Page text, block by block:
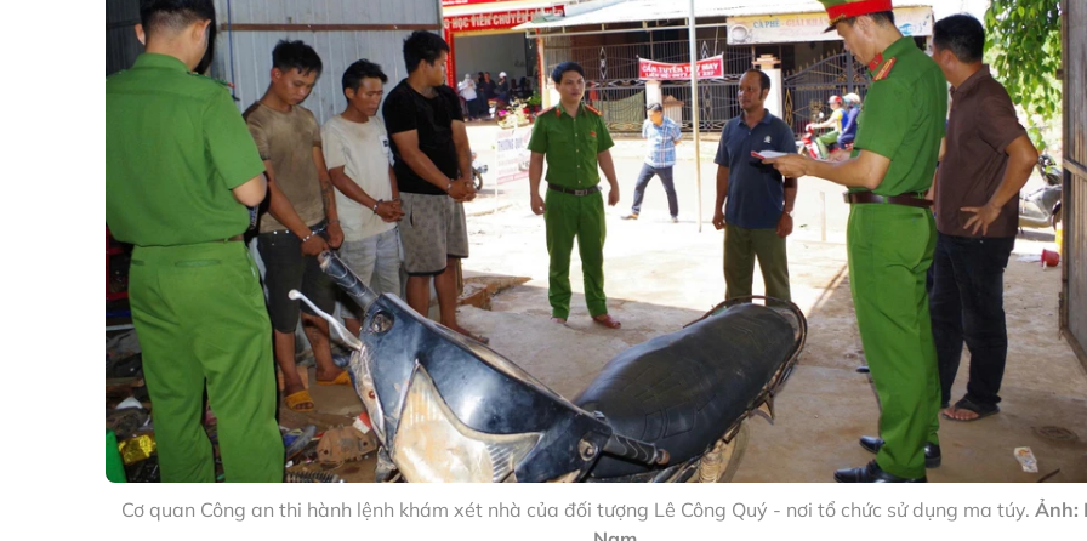
Cơ quan Công an thi hành lệnh khám xét nhà của đối tượng Lê Công Quý - nơi tổ chức sử dụng ma túy. Ảnh: